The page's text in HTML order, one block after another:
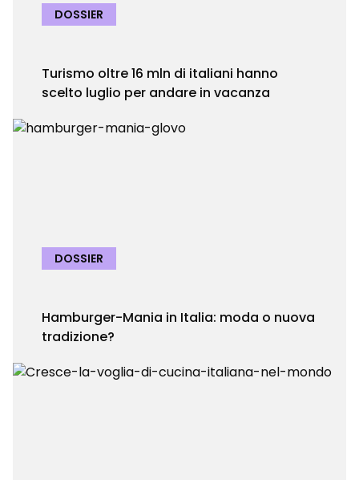
DOSSIER
Turismo oltre 16 mln di italiani hanno
scelto luglio per andare in vacanza
DOSSIER
Hamburger-Mania in Italia: moda o nuova
tradizione?